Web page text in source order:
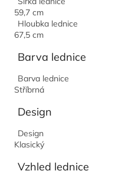
59,7 cm
Hloubka lednice
67,5 cm
Barva lednice
Barva lednice
Stříbrná
Design
Design
Klasický
Vzhled lednice